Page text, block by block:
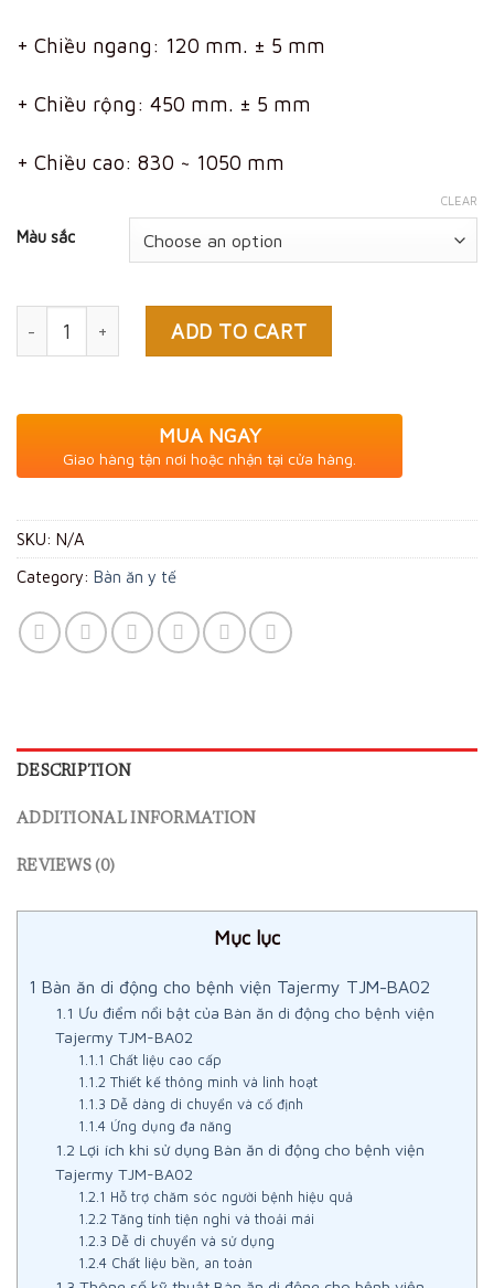
+ Chiều ngang: 120 mm. ± 5 mm
+ Chiều rộng: 450 mm. ± 5 mm
+ Chiều cao: 830 ~ 1050 mm
Màu sắc
CLEAR
ADD TO CART
MUA NGAY
Giao hàng tận nơi hoặc nhận tại cửa hàng.
SKU: N/A
Category: Bàn ăn y tế
DESCRIPTION
ADDITIONAL INFORMATION
REVIEWS (0)
Mục lục
1 Bàn ăn di động cho bệnh viện Tajermy TJM-BA02
1.1 Ưu điểm nổi bật của Bàn ăn di động cho bệnh viện
Tajermy TJM-BA02
1.1.1 Chất liệu cao cấp
1.1.2 Thiết kế thông minh và linh hoạt
1.1.3 Dễ dàng di chuyển và cố định
1.1.4 Ứng dụng đa năng
1.2 Lợi ích khi sử dụng Bàn ăn di động cho bệnh viện
Tajermy TJM-BA02
1.2.1 Hỗ trợ chăm sóc người bệnh hiệu quả
1.2.2 Tăng tính tiện nghi và thoải mái
1.2.3 Dễ di chuyển và sử dụng
1.2.4 Chất liệu bền, an toàn